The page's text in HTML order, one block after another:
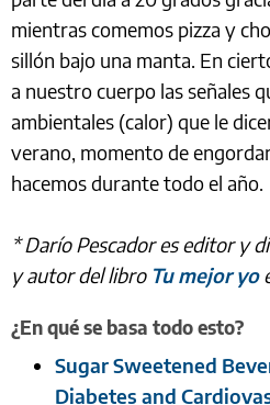
mientras comemos pizza y
sillón bajo una manta. En
a nuestro cuerpo las señales
ambientales (calor) que le
verano, momento de
hacemos durante todo el año.
* Darío Pescador es editor y
y autor del libro Tu mejor yo
¿En qué se basa todo esto?
Sugar Sweetened
Diabetes and